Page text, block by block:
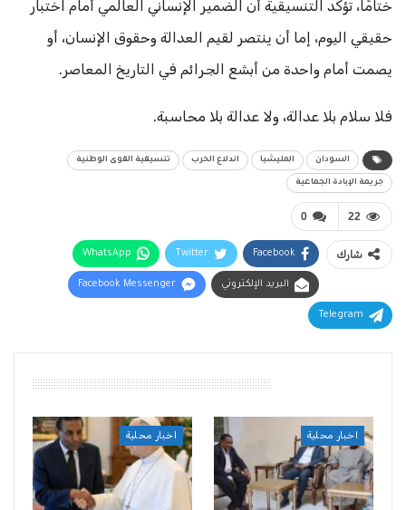
ختامًا، تؤكد التنسيقية أن الضمير الإنساني العالمي أمام اختبار
حقيقي اليوم، إما أن ينتصر لقيم العدالة وحقوق الإنسان، أو
يصمت أمام واحدة من أبشع الجرائم في التاريخ المعاصر.
فلا سلام بلا عدالة، ولا عدالة بلا محاسبة.
السودان المليشيا اندلاع الحرب تنسيقية القوى الوطنية
جريمة الإبادة الجماعية
0 22
شارك Facebook
Twitter
WhatsApp
البريد الإلكتروني Facebook Messenger
Telegram
اخبار محلية اخبار محلية